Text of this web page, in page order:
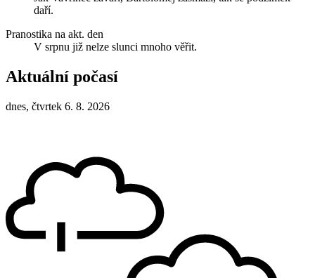
daří.
Pranostika na akt. den
V srpnu již nelze slunci mnoho věřit.
Aktuální počasí
dnes, čtvrtek 6. 8. 2026